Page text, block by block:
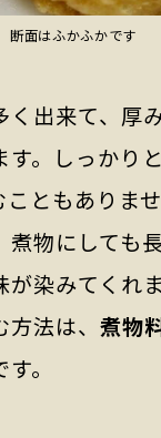
断面はふかふかです
く出来て、厚
す。しっかり
ともありませ
煮物にしても
が染みてくれ
法は、 煮物
。